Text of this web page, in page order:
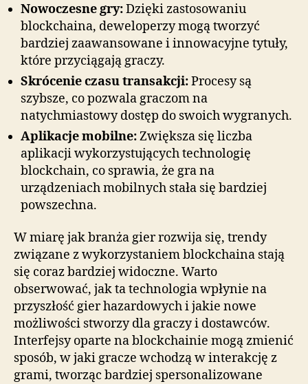
Nowoczesne gry:Dzięki zastosowaniu
blockchaina, deweloperzy mogą tworzyć
bardziej zaawansowane i innowacyjne tytuły,
które przyciągają graczy.
Skrócenie czasu transakcji:Procesy są
szybsze, co pozwala graczom na
natychmiastowy dostęp do swoich wygranych.
Aplikacje mobilne:Zwiększa się liczba
aplikacji wykorzystujących technologię
blockchain, co sprawia, że gra na
urządzeniach mobilnych stała się bardziej
powszechna.
W miarę jak branża gier rozwija się, trendy
związane z wykorzystaniem blockchaina stają
się coraz bardziej widoczne. Warto
obserwować, jak ta technologia wpłynie na
przyszłość gier hazardowych i jakie nowe
możliwości stworzy dla graczy i dostawców.
Interfejsy oparte na blockchainie mogą zmienić
sposób, w jaki gracze wchodzą w interakcję z
grami, tworząc bardziej spersonalizowane